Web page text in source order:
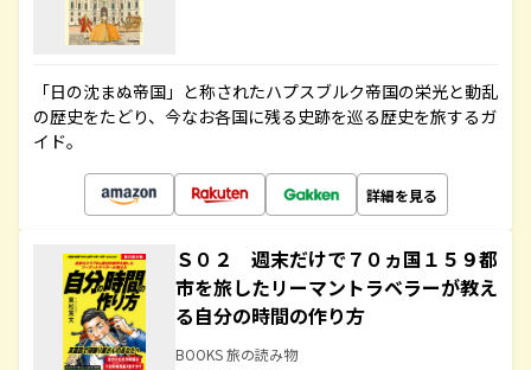
「日の沈まぬ帝国」と称されたハプスブルク帝国の栄光と動乱
の歴史をたどり、今なお各国に残る史跡を巡る歴史を旅するガ
イド。
詳細を見る
Ｓ０２ 週末だけで７０ヵ国１５９都
市を旅したリーマントラベラーが教え
る自分の時間の作り方
BOOKS 旅の読み物